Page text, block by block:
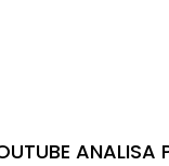
ANALISA